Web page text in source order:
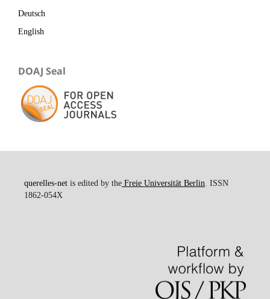
Deutsch
English
DOAJ Seal
querelles-netis edited by theFreie Universität Berlin . ISSN
1862-054X